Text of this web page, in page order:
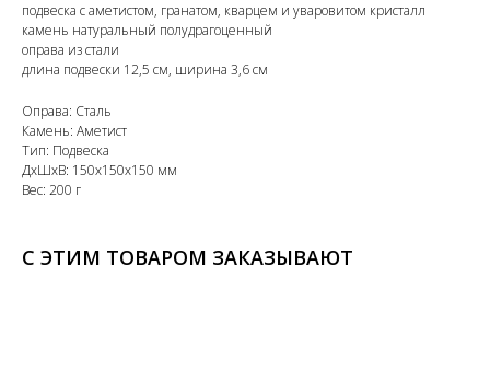
подвеска с аметистом, гранатом, кварцем и уваровитом кристалл
камень натуральный полудрагоценный
оправа из стали
длина подвески 12,5 см, ширина 3,6 см
Оправа: Сталь
Камень: Аметист
Тип: Подвеска
ДxШxВ: 150x150x150 мм
Вес: 200 г
С ЭТИМ ТОВАРОМ ЗАКАЗЫВАЮТ